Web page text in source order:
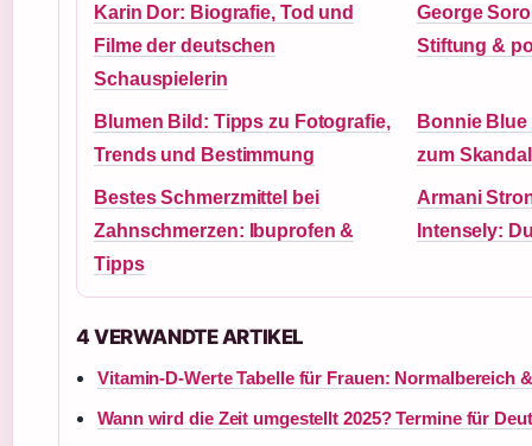
Karin Dor: Biografie, Tod und
Filme der deutschen
Schauspielerin
George
Stiftung &
Blumen Bild: Tipps zu Fotografie,
Trends und Bestimmung
Bonnie Blue
zum
Bestes Schmerzmittel bei
Zahnschmerzen: Ibuprofen &
Tipps
Armani
Intensely:
4 VERWANDTE ARTIKEL
Vitamin-D-Werte Tabelle für Frauen: Normalbereich
Wann wird die Zeit umgestellt 2025? Termine für